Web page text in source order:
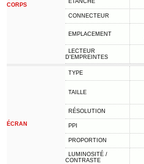
CORPS
ÉTANCHE
CONNECTEUR
EMPLACEMENT
LECTEUR
D'EMPREINTES
ÉCRAN
TYPE
TAILLE
RÉSOLUTION
PPI
PROPORTION
LUMINOSITÉ /
CONTRASTE